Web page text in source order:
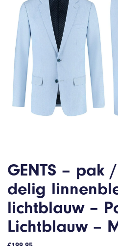
GENTS – pak
delig
lichtblauw –
Lichtblauw –